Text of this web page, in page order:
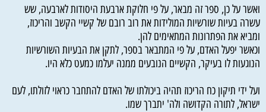
ואשר על כן, ספר זה מבאר, על פי חלוקת ארבעת היסודות לארבעה, שש
עשרה בעיות שורשיות המולידות את רוב רובם של קשיי הקשב והריכוז,
ומביא את הפתרונות המתאימים להן.
וכאשר יפעל האדם, על פי המתבאר בספר, לתקן את הבעיות השורשיות
הנוגעות לו בעיקר, הקשיים הנובעים ממנה יעלמו כמעט כלא היו.
ועל ידי תיקון כח הריכוז תהיה ביכולתו של האדם להתחבר כראוי לזולתו, לעם
ישראל, לתורה הקדושה ולה' יתברך שמו.